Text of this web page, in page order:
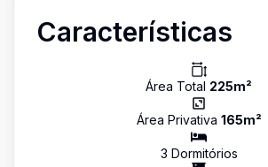
Características
Área Total 225m²
Área Privativa 165m²
3 Dormitórios